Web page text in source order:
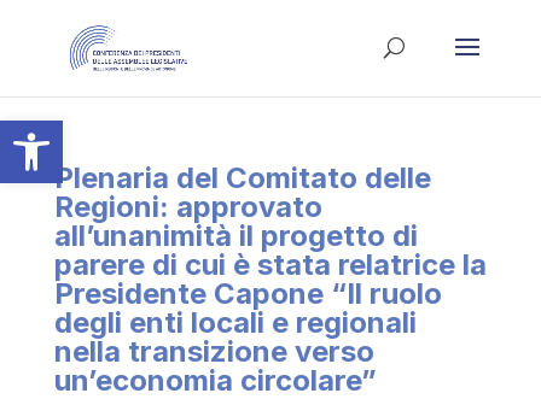
Apri la barra degli strumenti
Plenaria del Comitato delle
Regioni: approvato
all’unanimità il progetto di
parere di cui è stata relatrice la
Presidente Capone “Il ruolo
degli enti locali e regionali
nella transizione verso
un’economia circolare”